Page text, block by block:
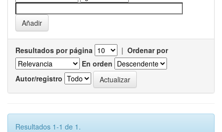
Resultados por página | Ordenar por
En orden
Autor/registro
Resultados 1-1 de 1.